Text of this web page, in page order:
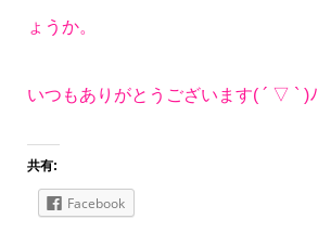
ょうか。
いつもありがとうございます( ´ ▽ ` )ﾉ
共有:
Facebook